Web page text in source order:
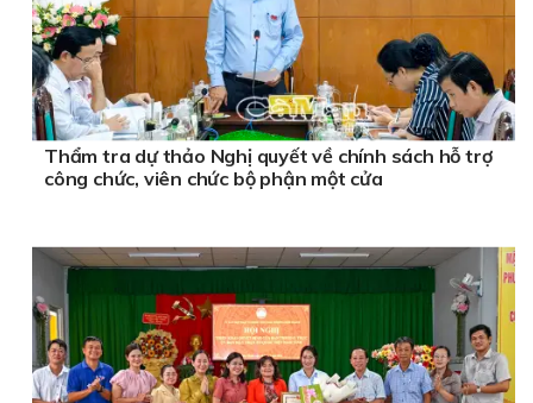
Thẩm tra dự thảo Nghị quyết về chính sách hỗ trợ
công chức, viên chức bộ phận một cửa